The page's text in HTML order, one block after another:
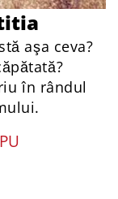
aşa ceva?
în rândul